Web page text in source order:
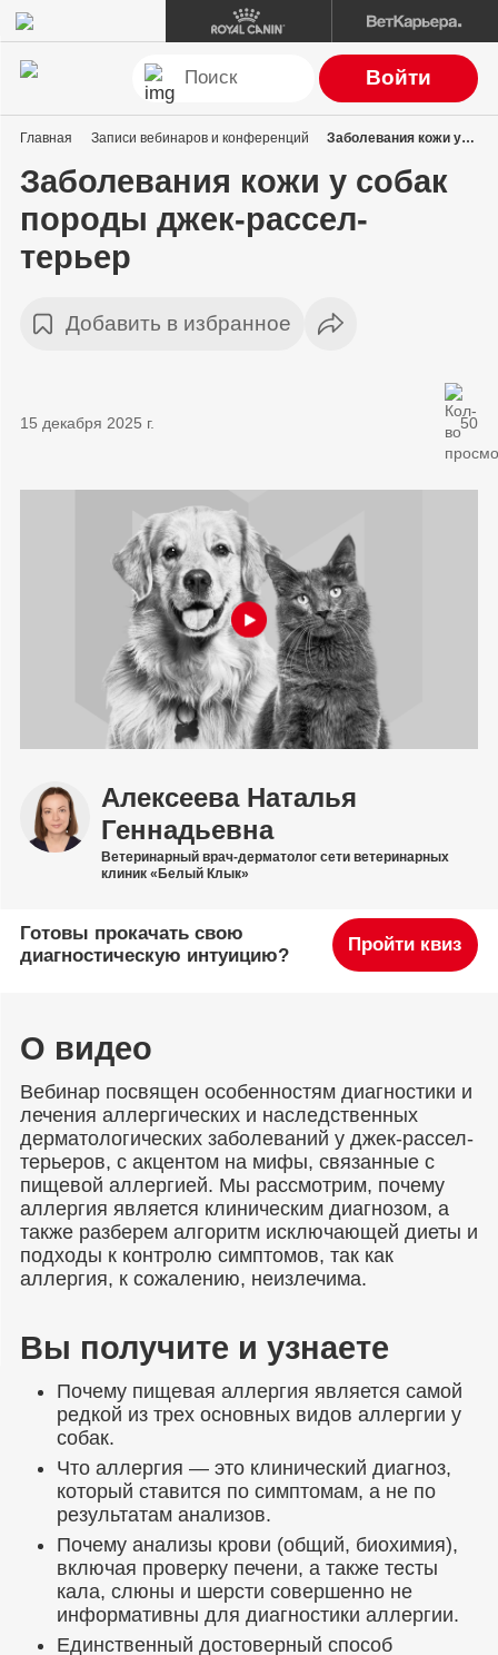
Войти
Главная Записи вебинаров и конференций Заболевания кожи у собак породы джек-рассел-терьер
Заболевания кожи у собак
породы джек-рассел-
терьер
Добавить в избранное
15 декабря 2025 г. 50
Алексеева Наталья
Геннадьевна
Ветеринарный врач-дерматолог сети ветеринарных
клиник «Белый Клык»
Готовы прокачать свою
диагностическую интуицию?
Пройти квиз
О видео
Вебинар посвящен особенностям диагностики и
лечения аллергических и наследственных
дерматологических заболеваний у джек-рассел-
терьеров, с акцентом на мифы, связанные с
пищевой аллергией. Мы рассмотрим, почему
аллергия является клиническим диагнозом, а
также разберем алгоритм исключающей диеты и
подходы к контролю симптомов, так как
аллергия, к сожалению, неизлечима.
Вы получите и узнаете
Почему пищевая аллергия является самой
редкой из трех основных видов аллергии у
собак.
Что аллергия — это клинический диагноз,
который ставится по симптомам, а не по
результатам анализов.
Почему анализы крови (общий, биохимия),
включая проверку печени, а также тесты
кала, слюны и шерсти совершенно не
информативны для диагностики аллергии.
Единственный достоверный способ